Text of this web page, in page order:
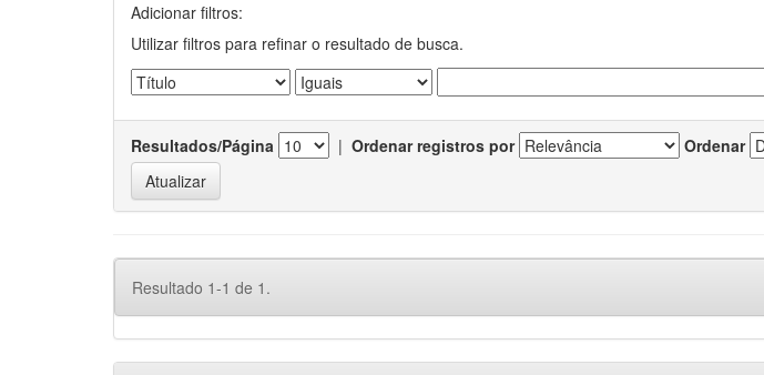
Adicionar filtros:
Utilizar filtros para refinar o resultado de busca.
Resultados/Página | Ordenar registros por Ordenar
Resultado 1-1 de 1.